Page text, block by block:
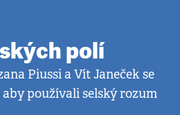
polí
Piussi a Vít Janeček se
používali selský rozum